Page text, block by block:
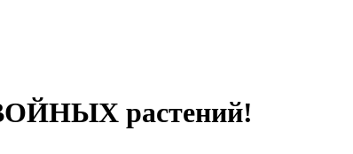
растений!